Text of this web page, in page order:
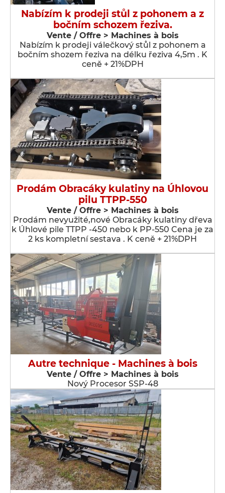
Nabízím k prodeji stůl z pohonem a z
bočním schozem řeziva.
Vente / Offre > Machines à bois
Nabízím k prodeji válečkový stůl z pohonem a
bočním shozem řeziva na délku řeziva 4,5m . K
ceně + 21%DPH
Prodám Obracáky kulatiny na Úhlovou
pilu TTPP-550
Vente / Offre > Machines à bois
Prodám nevyužité,nové Obracáky kulatiny dřeva
k Úhlové pile TTPP -450 nebo k PP-550 Cena je za
2 ks kompletní sestava . K ceně + 21%DPH
Autre technique - Machines à bois
Vente / Offre > Machines à bois
Nový Procesor SSP-48